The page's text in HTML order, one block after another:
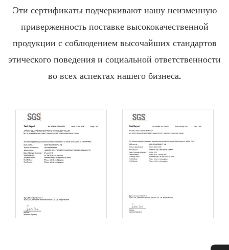
Эти сертификаты подчеркивают нашу неизменную
приверженность поставке высококачественной
продукции с соблюдением высочайших стандартов
этического поведения и социальной ответственности
во всех аспектах нашего бизнеса.